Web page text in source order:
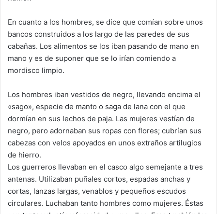
En cuanto a los hombres, se dice que comían sobre unos
bancos construidos a los largo de las paredes de sus
cabañas. Los alimentos se los iban pasando de mano en
mano y es de suponer que se lo irían comiendo a
mordisco limpio.
Los hombres iban vestidos de negro, llevando encima el
«sago», especie de manto o saga de lana con el que
dormían en sus lechos de paja. Las mujeres vestían de
negro, pero adornaban sus ropas con flores; cubrían sus
cabezas con velos apoyados en unos extraños artilugios
de hierro.
Los guerreros llevaban en el casco algo semejante a tres
antenas. Utilizaban puñales cortos, espadas anchas y
cortas, lanzas largas, venablos y pequeños escudos
circulares. Luchaban tanto hombres como mujeres. Éstas